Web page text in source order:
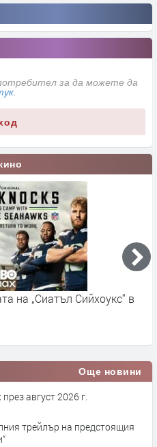
за да можете да
на „Сиатъл Сийхоукс“ в
Още новини
август 2026 г.
трейлър на предстоящия